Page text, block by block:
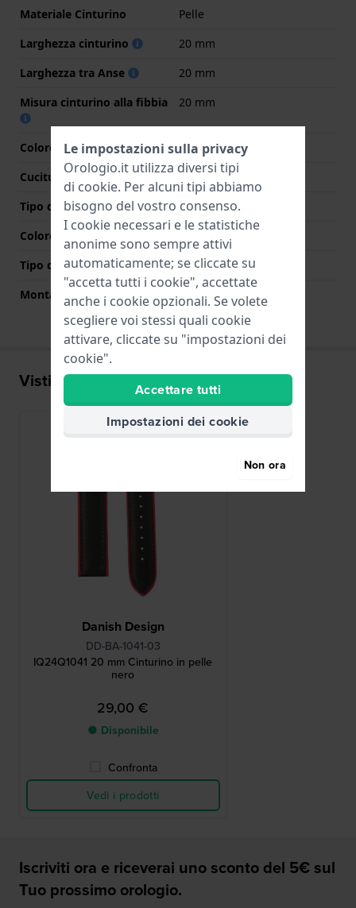
Materiale Cinturino
Pelle
Larghezza cinturino
20 mm
Larghezza tra Anse
20 mm
Misura cinturino alla fibbia
20 mm
Colore cinturino
Nero
Cuciture a colori
Rosso
Tipo di chiusura
Fibbia
Colore Chiusura
Tipo di montatura
Perni a molla
Montatura dritta
Visti di recente
Danish Design
DD-BA-1041-03
IQ24Q1041 20 mm Cinturino in pelle
nero
29,00 €
● Disponibile
Confronta
Vedi i prodotti
Iscriviti ora e riceverai uno sconto del 5€ sul
Tuo prossimo orologio.
Le impostazioni sulla privacy
Orologio.it utilizza diversi tipi
di cookie. Per alcuni tipi abbiamo
bisogno del vostro consenso.
I cookie necessari e le statistiche
anonime sono sempre attivi
automaticamente; se cliccate su
"accetta tutti i cookie", accettate
anche i cookie opzionali. Se volete
scegliere voi stessi quali cookie
attivare, cliccate su "impostazioni dei
cookie".
Accettare tutti
Impostazioni dei cookie
Non ora